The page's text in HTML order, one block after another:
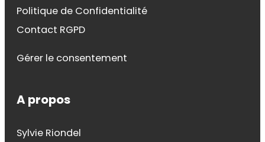
Politique de Confidentialité
Contact RGPD
Gérer le consentement
A propos
Sylvie Riondel